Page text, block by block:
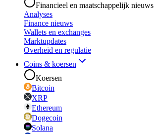
Financieel en maatschappelijk nieuws
Analyses
Finance nieuws
Wallets en exchanges
Marktupdates
Overheid en regulatie
Coins & koersen
Koersen
Bitcoin
XRP
Ethereum
Dogecoin
Solana